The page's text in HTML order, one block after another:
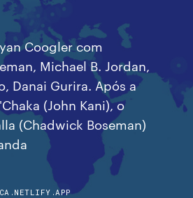
Coogler com
Michael B. Jordan,
Danai Gurira. Após a
(John Kani), o
(Chadwick Boseman)